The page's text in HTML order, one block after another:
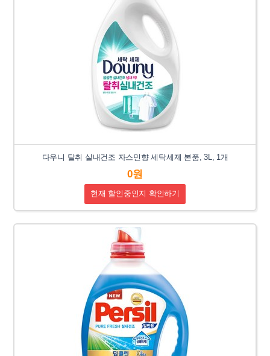
다우니 탈취 실내건조 자스민향 세탁세제 본품, 3L, 1개
0원
현재 할인중인지 확인하기